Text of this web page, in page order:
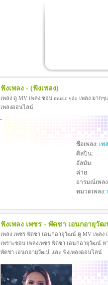
ฟังเพลง - (ฟังเพลง)
เพลง ดู MV เพลง ชอบ music vdo เพลง มาก
เพลงออนไลน์
ชื่อเพลง: เพ
ศิลปิน:
อัลบัม:
ค่าย:
อารมณ์เพล
หมวดเพลง:
ฟังเพลง เพชร - พัดชา เอนกอายุวัฒ
เพลง เพชร พัดชา เอนกอายุวัฒน์ ดู MV เพล
เพราะชอบ เพลงเพชร พัดชา เอนกอายุวัฒน์
พัดชา เอนกอายุวัฒน์ และ ฟังเพลงออนไลน์